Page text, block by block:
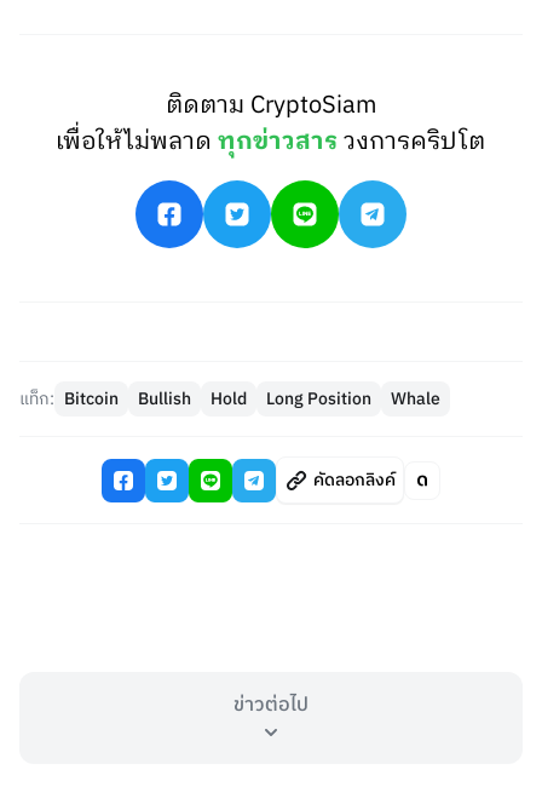
ติดตาม CryptoSiam
เพื่อให้ไม่พลาดทุกข่าวสารวงการคริปโต
แท็ก: Bitcoin Bullish Hold Long Position Whale
คัดลอกลิงค์
ข่าวต่อไป